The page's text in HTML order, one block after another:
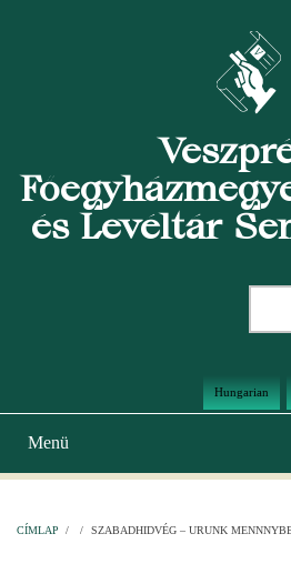
és Levéltár
Hungarian
Main
navigation
Menü
CÍMLAP / / SZABADHIDVÉG – URUNK